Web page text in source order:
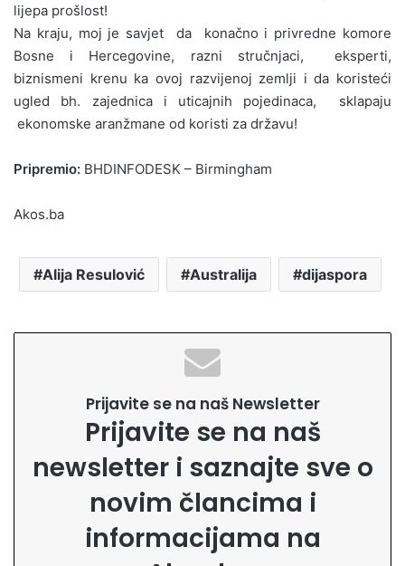
lijepa prošlost!
Na kraju, moj je savjet da konačno i privredne komore
Bosne i Hercegovine, razni stručnjaci, eksperti,
biznismeni krenu ka ovoj razvijenoj zemlji i da koristeći
ugled bh. zajednica i uticajnih pojedinaca, sklapaju
ekonomske aranžmane od koristi za državu!
Pripremio: BHDINFODESK – Birmingham
Akos.ba
Alija Resulović Australija dijaspora
Prijavite se na naš Newsletter
Prijavite se na naš
newsletter i saznajte sve o
novim člancima i
informacijama na